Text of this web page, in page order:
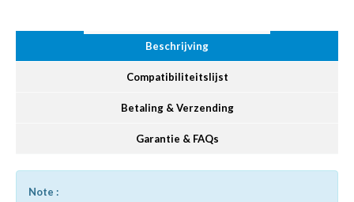
Beschrijving
Compatibiliteitslijst
Betaling & Verzending
Garantie & FAQs
Note :